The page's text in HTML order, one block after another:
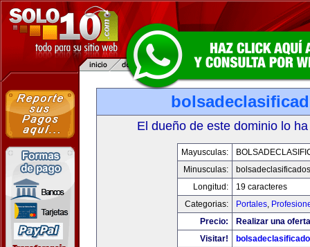
El dueño de este dominio lo
Mayusculas:
Minusculas:
Longitud:
19 caracteres
Categorias:
Portales,
Precio:
Realizar una
Visitar!